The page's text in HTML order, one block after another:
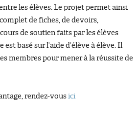
les élèves. Le projet permet ainsi
de fiches, de devoirs,
de soutien faits par les élèves
basé sur l’aide d’élève à élève. Il
membres pour mener à la réussite de
rendez-vousici